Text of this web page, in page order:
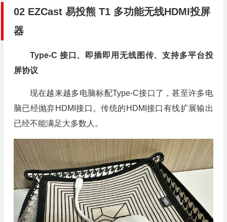
02 EZCast 易投熊 T1 多功能无线HDMI投屏
器
Type-C 接口、即插即用无线图传、支持多平台投
屏协议
现在越来越多电脑标配Type-C接口了，甚至许多电
脑已经抛弃HDMI接口。传统的HDMI接口有线扩展输出
已经不能满足大多数人。